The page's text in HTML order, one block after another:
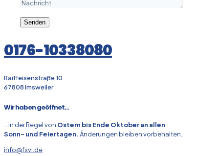
0176-10338080
Raiffeisenstraße 10
67808 Imsweiler
Wir haben geöffnet...
...in der Regel von Ostern bis Ende Oktober an allen
Sonn- und Feiertagen. Änderungen bleiben vorbehalten.
info@fsvi.de